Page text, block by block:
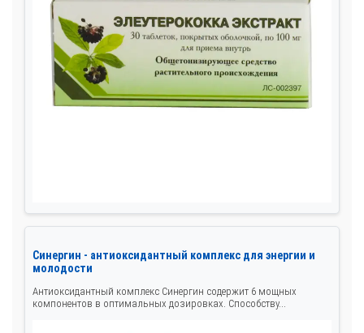
Синергин - антиоксидантный комплекс для энергии и
молодости
Антиоксидантный комплекс Синергин содержит 6 мощных
компонентов в оптимальных дозировках. Способству...